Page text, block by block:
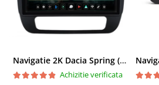
Navigatie 2K Dacia Spring (2021- Prezent), Android, S-Quadcore / 4GB RAM + 64GB ROM, 9.5 Inch - AD-BGS90042K+AD-BGRKIT366V4s
Achizitie verificata